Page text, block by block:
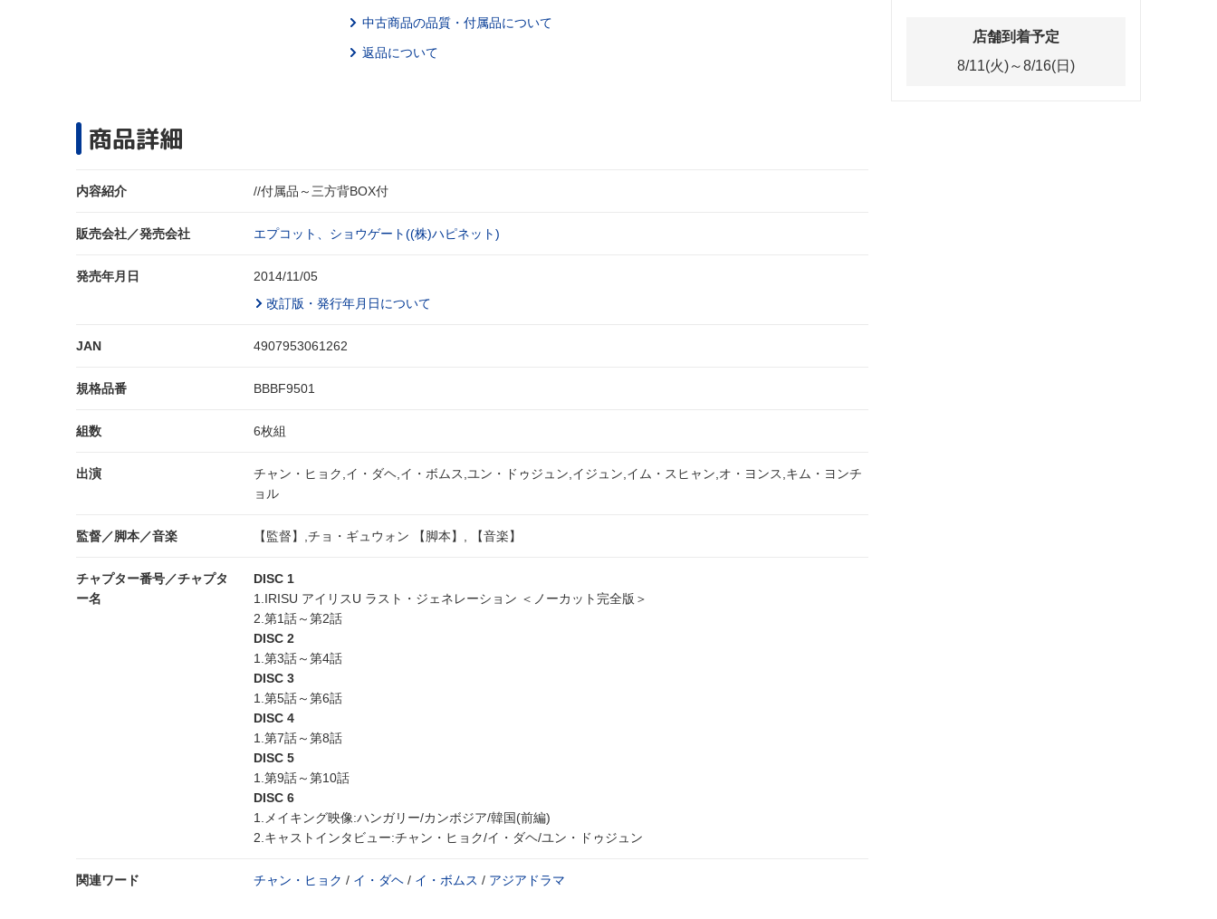
中古商品の品質・付属品について
返品について
商品詳細
内容紹介 //付属品～三方背BOX付
販売会社／発売会社 エプコット、ショウゲート((株)ハピネット)
発売年月日
2014/11/05
改訂版・発行年月日について
JAN 4907953061262
規格品番 BBBF9501
組数 6枚組
出演
チャン・ヒョク,イ・ダヘ,イ・ボムス,ユン・ドゥジュン,イジュン,イム・スヒャン,オ・ヨンス,キム・ヨンチ
ョル
監督／脚本／音楽 【監督】,チョ・ギュウォン 【脚本】, 【音楽】
チャプター番号／チャプタ
ー名
DISC 1
1.IRISU アイリスU ラスト・ジェネレーション ＜ノーカット完全版＞
2.第1話～第2話
DISC 2
1.第3話～第4話
DISC 3
1.第5話～第6話
DISC 4
1.第7話～第8話
DISC 5
1.第9話～第10話
DISC 6
1.メイキング映像:ハンガリー/カンボジア/韓国(前編)
2.キャストインタビュー:チャン・ヒョク/イ・ダヘ/ユン・ドゥジュン
関連ワード チャン・ヒョク / イ・ダヘ / イ・ボムス / アジアドラマ
店舗到着予定
8/11(火)～8/16(日)